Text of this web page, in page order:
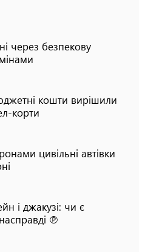
через безпекову
кошти вирішили
корти
цивільні автівки
і джакузі: чи є
℗